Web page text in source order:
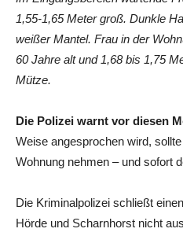
1,55-1,65 Meter groß. Dunkle
weißer Mantel. Frau in der
60 Jahre alt und 1,68 bis 1,75
Mütze.
Die Polizei warnt vor diesen
Weise angesprochen wird,
Wohnung nehmen – und sofort
Die Kriminalpolizei schließt
Hörde und Scharnhorst nicht